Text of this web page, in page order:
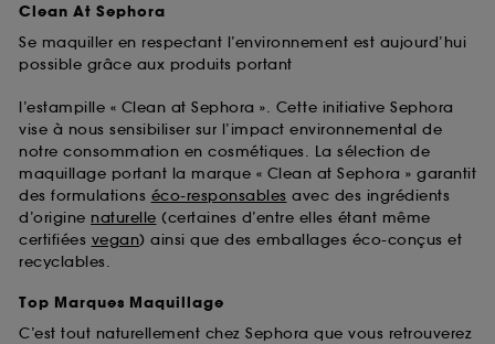
Clean At Sephora
Se maquiller en respectant l’environnement est aujourd’hui
possible grâce aux produits portant
l’estampille « Clean at Sephora ». Cette initiative Sephora
vise à nous sensibiliser sur l’impact environnemental de
notre consommation en cosmétiques. La sélection de
maquillage portant la marque « Clean at Sephora » garantit
des formulations éco-responsables avec des ingrédients
d’origine naturelle (certaines d’entre elles étant même
certifiées vegan) ainsi que des emballages éco-conçus et
recyclables.
Top Marques Maquillage
C’est tout naturellement chez Sephora que vous retrouverez